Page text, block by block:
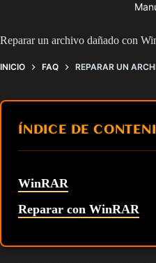
Reparar un archivo dañado con
INICIO FAQ REPARAR UN
ÍNDICE DE
WinRAR
Reparar con WinRAR